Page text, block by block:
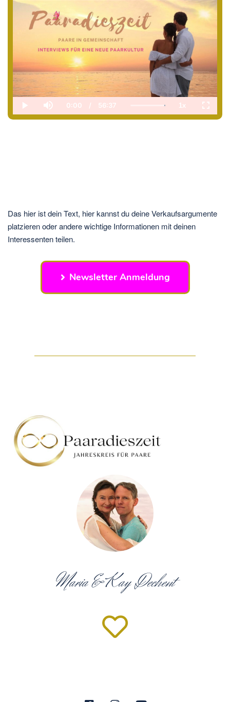
Play Mute
Current
Time
0:00 / Duration
56:37 Loaded
100.00%
1xPlayback
Rate
Das hier ist dein Text, hier kannst du deine Verkaufsargumente
platzieren oder andere wichtige Informationen mit deinen
Interessenten teilen.
Newsletter Anmeldung
Maria & Kay Dechent